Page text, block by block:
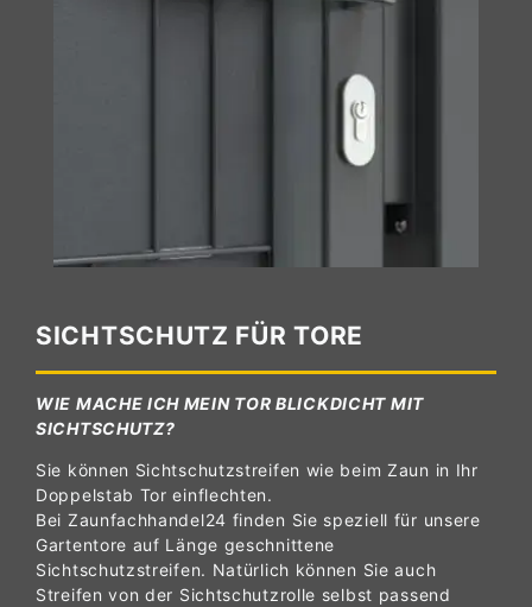
SICHTSCHUTZ FÜR TORE
WIE MACHE ICH MEIN TOR BLICKDICHT MIT
SICHTSCHUTZ?
Sie können Sichtschutzstreifen wie beim Zaun in Ihr
Doppelstab Tor einflechten.
Bei Zaunfachhandel24 finden Sie speziell für unsere
Gartentore auf Länge geschnittene
Sichtschutzstreifen. Natürlich können Sie auch
Streifen von der Sichtschutzrolle selbst passend